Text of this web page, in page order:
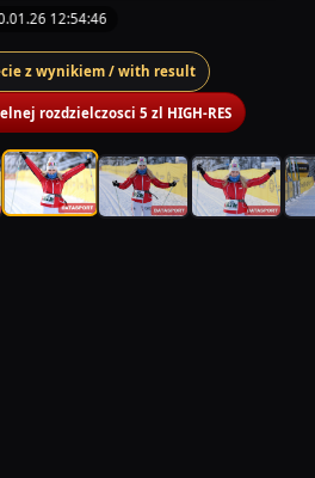
12:54:46
z wynikiem / with result
rozdzielczosci 5 zl HIGH-RES